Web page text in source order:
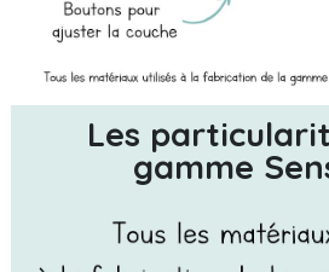
Les
gamme